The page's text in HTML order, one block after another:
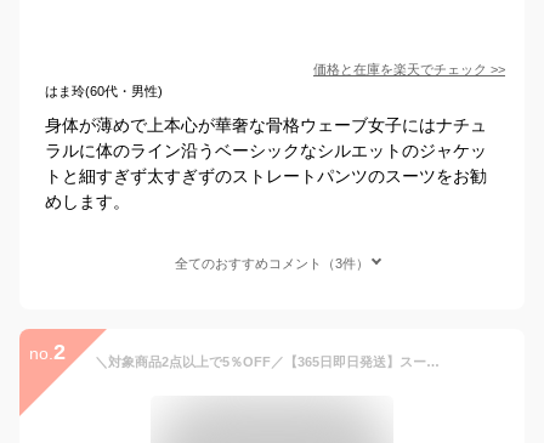
価格と在庫を楽天でチェック >>
はま玲(60代・男性)
身体が薄めで上本心が華奢な骨格ウェーブ女子にはナチュ
ラルに体のライン沿うベーシックなシルエットのジャケッ
トと細すぎず太すぎずのストレートパンツのスーツをお勧
めします。
全てのおすすめコメント（3件）
no. 2 ＼対象商品2点以上で5％OFF／【365日即日発送】スーツ レディース セットアップ 夏 裏地なし 洗える パンツスーツ オフィスカジュアル クールビズ ビジネススーツ リクルート ストレッチ 大きいサイズ フォーマル 通勤 女性 ネイビー かっこいい 春夏秋 試着チケット対象